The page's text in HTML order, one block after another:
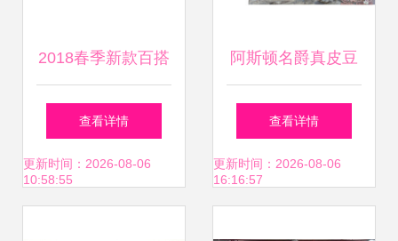
2018春季新款百搭
小白鞋 透气防滑，
学生党必备的休闲
查看详情
更新时间：2026-08-06
10:58:55
阿斯顿名爵真皮豆
豆鞋 夏鳄鱼纹驾车
的优质选择
查看详情
更新时间：2026-08-06
16:16:57